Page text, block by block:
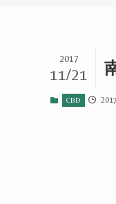
2017
11/21
CBD